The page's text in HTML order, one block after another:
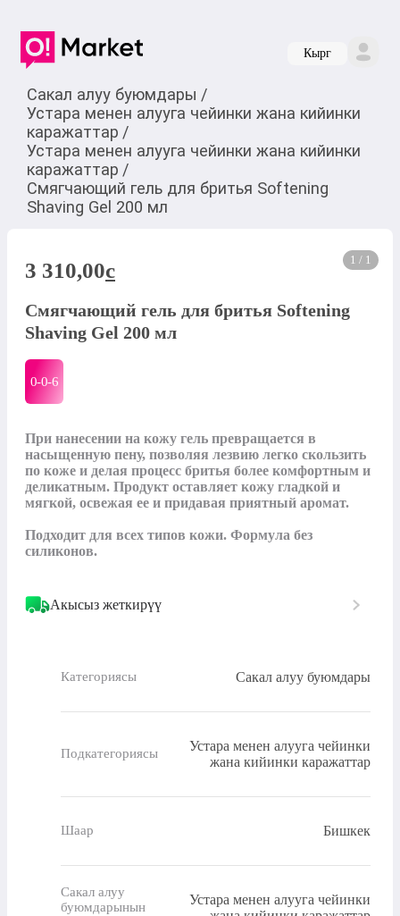
Кырг
Сакал алуу буюмдары /
Устара менен алууга чейинки жана кийинки
каражаттар /
Устара менен алууга чейинки жана кийинки
каражаттар /
Смягчающий гель для бритья Softening
Shaving Gel 200 мл
1 / 1
3 310,00c
Смягчающий гель для бритья Softening
Shaving Gel 200 мл
0-0-6
При нанесении на кожу гель превращается в
насыщенную пену, позволяя лезвию легко скользить
по коже и делая процесс бритья более комфортным и
деликатным. Продукт оставляет кожу гладкой и
мягкой, освежая ее и придавая приятный аромат.
Подходит для всех типов кожи. Формула без
силиконов.
Акысыз жеткирүү
Категориясы Сакал алуу буюмдары
Подкатегориясы
Устара менен алууга чейинки
жана кийинки каражаттар
Шаар Бишкек
Сакал алуу
буюмдарынын
Устара менен алууга чейинки